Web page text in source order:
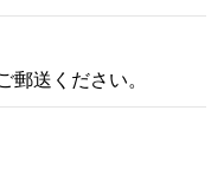
郵送ください。